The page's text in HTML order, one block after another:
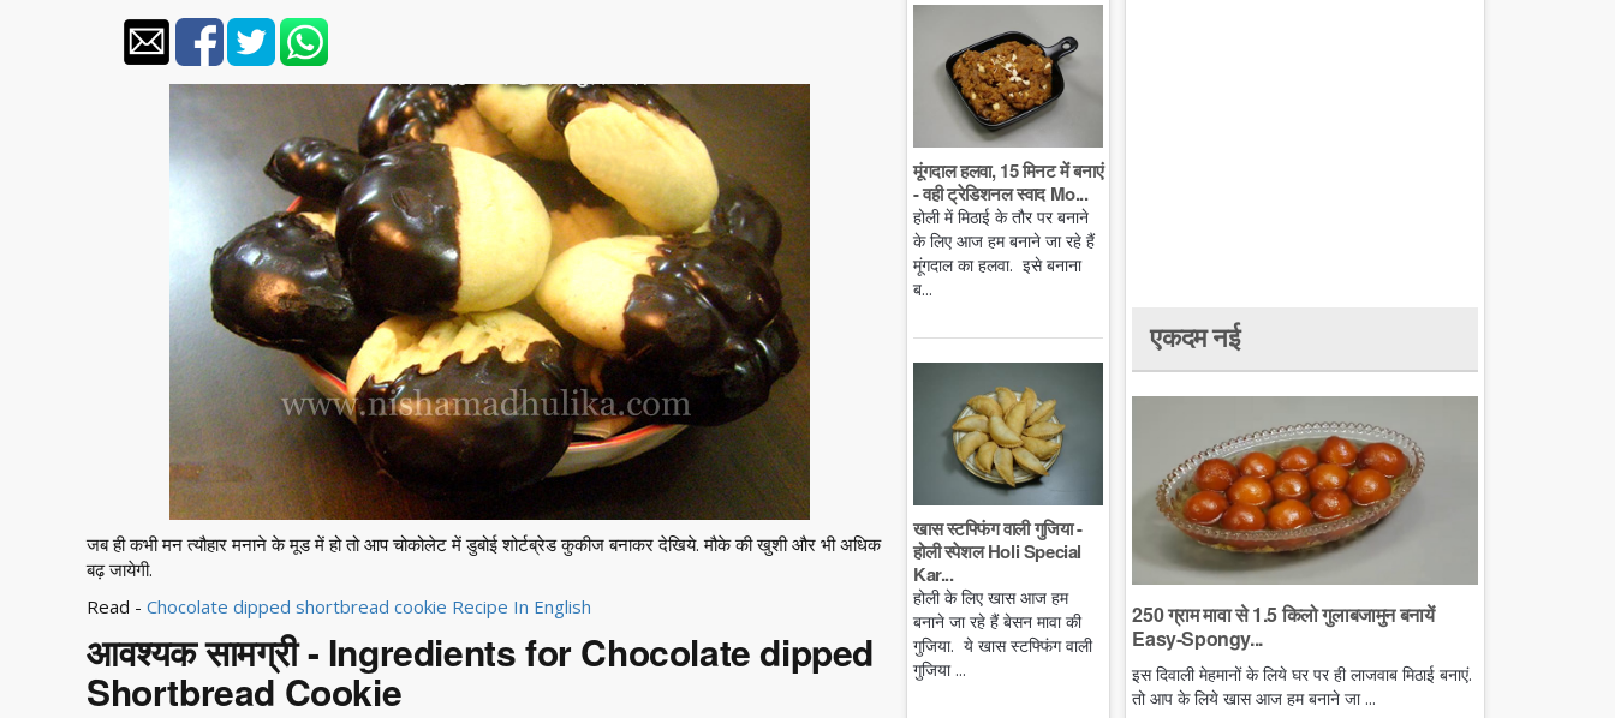
जब ही कभी मन त्यौहार मनाने के मूड में हो तो आप चोकोलेट में डुबोई शोर्टब्रेड कुकीज बनाकर देखिये. मौके की खुशी और भी अधिक
बढ़ जायेगी.
Read - Chocolate dipped shortbread cookie Recipe In English
आवश्यक सामग्री - Ingredients for Chocolate dipped
Shortbread Cookie
मूंगदाल हलवा, 15 मिनट में बनाएं
- वही ट्रेडिशनल स्वाद Mo...
होली में मिठाई के तौर पर बनाने
के लिए आज हम बनाने जा रहे हैं
मूंगदाल का हलवा. इसे बनाना
ब...
खास स्टफ्फिंग वाली गुजिया -
होली स्पेशल Holi Special
Kar...
होली के लिए खास आज हम
बनाने जा रहे हैं बेसन मावा की
गुजिया. ये खास स्टफ्फिंग वाली
गुजिया ...
एकदम नई
250 ग्राम मावा से 1.5 किलो गुलाबजामुन बनायें
Easy-Spongy...
इस दिवाली मेहमानों के लिये घर पर ही लाजवाब मिठाई बनाएं.
तो आप के लिये खास आज हम बनाने जा ...